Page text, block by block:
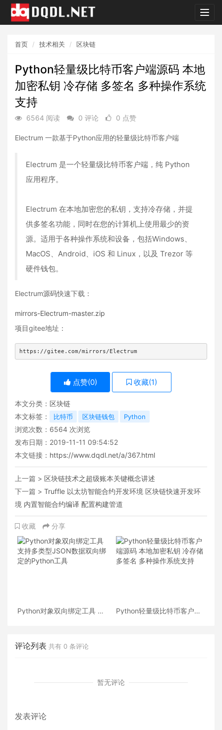
首页 技术相关 区块链
Python轻量级比特币客户端源码 本地
加密私钥 冷存储 多签名 多种操作系统
支持
6564 阅读 0 评论 0 点赞
Electrum 一款基于Python应用的轻量级比特币客户端
Electrum 是一个轻量级比特币客户端，纯 Python
应用程序。
Electrum 在本地加密您的私钥，支持冷存储，并提
供多签名功能，同时在您的计算机上使用最少的资
源。适用于各种操作系统和设备，包括Windows、
MacOS、Android、iOS 和 Linux，以及 Trezor 等
硬件钱包。
Electrum源码快速下载：
mirrors-Electrum-master.zip
项目gitee地址：
https://gitee.com/mirrors/Electrum
点赞(0) 收藏(1)
本文分类： 区块链
本文标签：
比特币 区块链钱包 Python
浏览次数： 6564 次浏览
发布日期：2019-11-11 09:54:52
本文链接： https://www.dqdl.net/a/367.html
上一篇 > 区块链技术之超级账本关键概念讲述
下一篇 > Truffle 以太坊智能合约开发环境 区块链快速开发环
境 内置智能合约编译 配置构建管道
收藏 分享
Python对象双向绑定工具 支
Python轻量级比特币客户端
评论列表 共有 0 条评论
暂无评论
发表评论